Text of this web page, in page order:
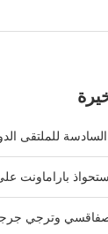
للملتقى
باراماونت
وترجي